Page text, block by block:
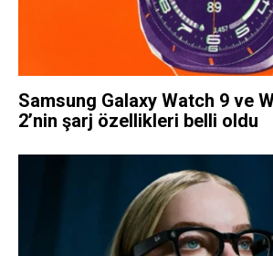
Samsung Galaxy Watch 9 ve
2’nin şarj özellikleri belli oldu